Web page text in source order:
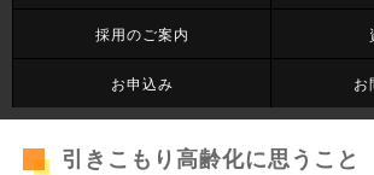
採用のご案内
お申込み お
引きこもり高齢化に思うこと